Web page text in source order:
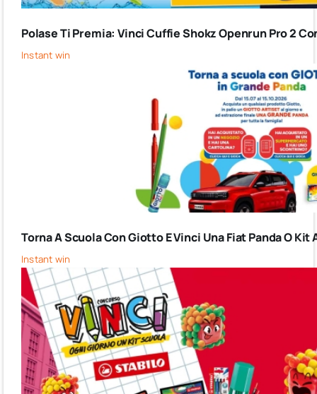
Polase Ti Premia: Vinci Cuffie Shokz Openrun Pro 2
Instant win
Torna A Scuola Con Giotto E Vinci Una Fiat Panda O
Instant win